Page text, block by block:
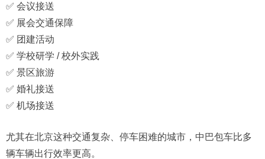
✅ 会议接送
✅ 展会交通保障
✅ 团建活动
✅ 学校研学 / 校外实践
✅ 景区旅游
✅ 婚礼接送
✅ 机场接送
尤其在北京这种交通复杂、停车困难的城市，中巴包车比多
辆车辆出行效率更高。